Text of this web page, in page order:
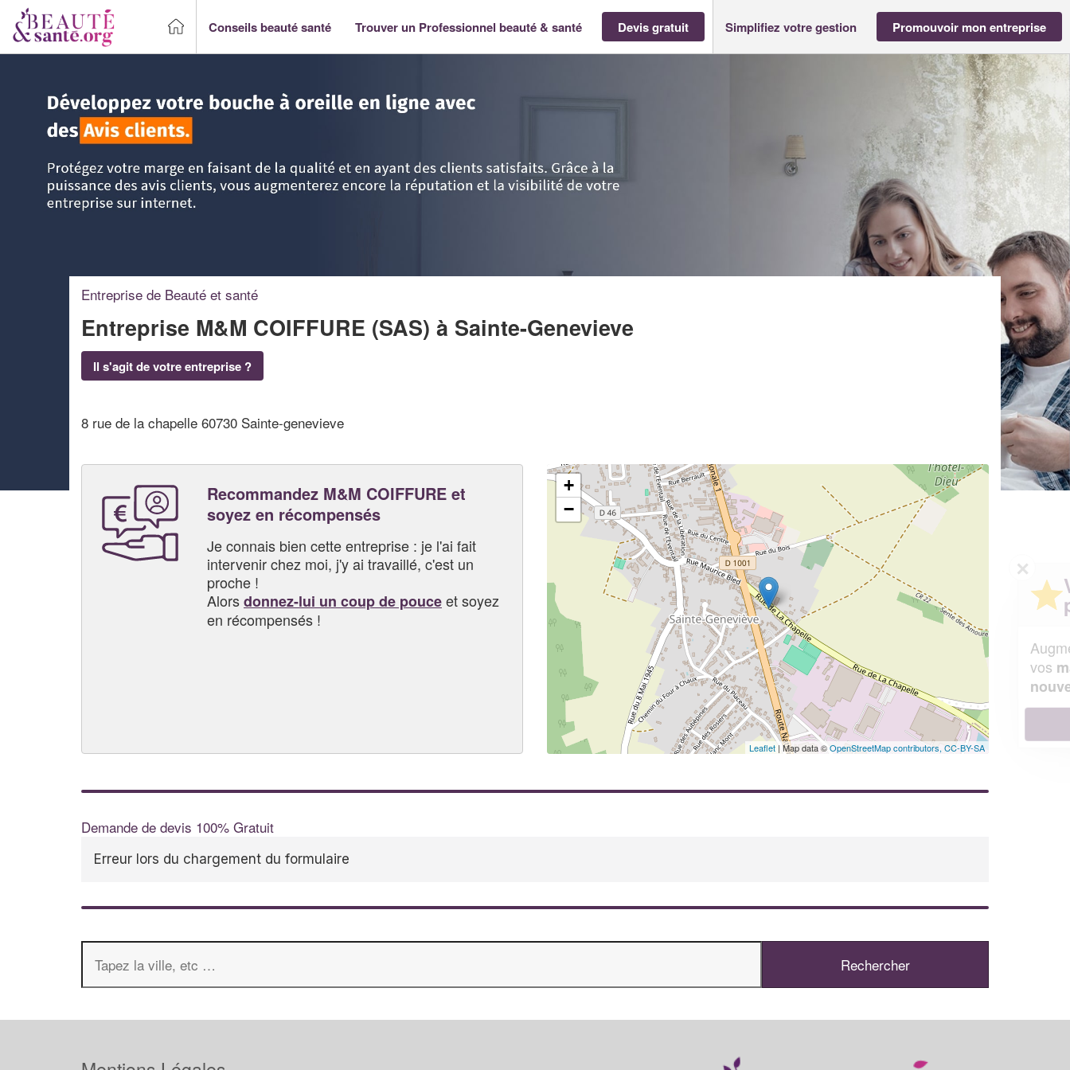
Conseils beauté santé Trouver un Professionnel beauté & santé Devis gratuit Simplifiez votre gestion Promouvoir mon entreprise
Entreprise de Beauté et santé
Entreprise M&M COIFFURE (SAS) à Sainte-Genevieve
Il s'agit de votre entreprise ?
8 rue de la chapelle 60730 Sainte-genevieve
Recommandez M&M COIFFURE et
soyez en récompensés
Je connais bien cette entreprise : je l'ai fait
intervenir chez moi, j'y ai travaillé, c'est un
proche !
Alorsdonnez-lui un coup de pouceet soyez
en récompensés !
+
−
Leaflet | Map data ©OpenStreetMap contributors, CC-BY-SA
Demande de devis 100% Gratuit
Erreur lors du chargement du formulaire
✕
Vous êtes un
professionnel ?
Augmentez votre chiffre d'affaireset
vosmarges
nouveaux clients
En savoir plus